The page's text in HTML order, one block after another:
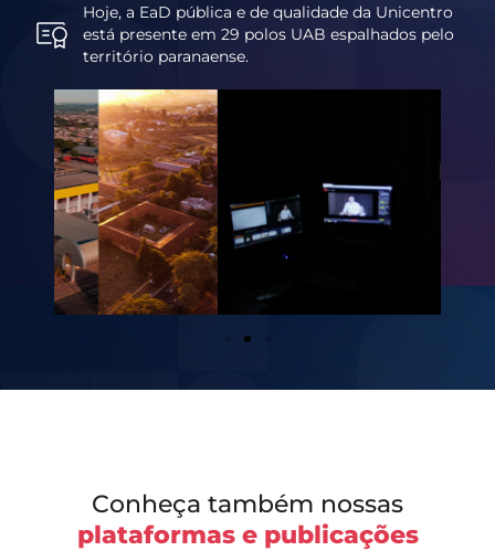
Hoje, a EaD pública e de qualidade da Unicentro
está presente em 29 polos UAB espalhados pelo
território paranaense.
Conheça também nossas
plataformas e publicações